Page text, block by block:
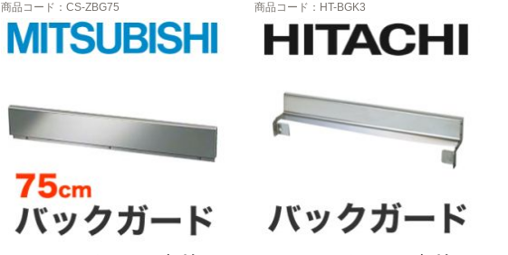
商品コード ：CS-ZBG75
商品コード ：HT-BGK3